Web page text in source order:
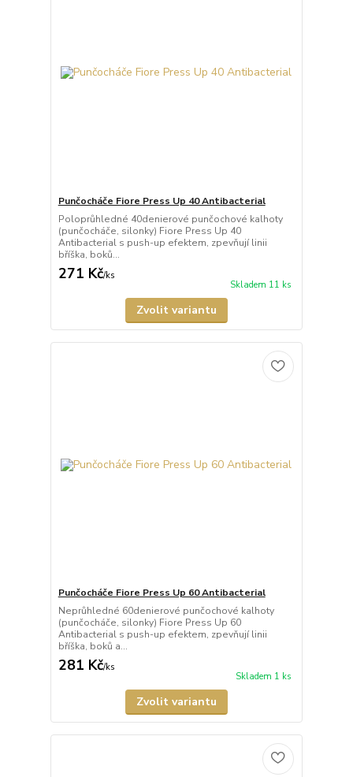
Punčocháče Fiore Press Up 40 Antibacterial
Poloprůhledné 40denierové punčochové kalhoty
(punčocháče, silonky) Fiore Press Up 40
Antibacterial s push-up efektem, zpevňují linii
bříška, boků...
271 Kč/ks
Skladem 11 ks
Zvolit variantu
Punčocháče Fiore Press Up 60 Antibacterial
Neprůhledné 60denierové punčochové kalhoty
(punčocháče, silonky) Fiore Press Up 60
Antibacterial s push-up efektem, zpevňují linii
bříška, boků a...
281 Kč/ks
Skladem 1 ks
Zvolit variantu